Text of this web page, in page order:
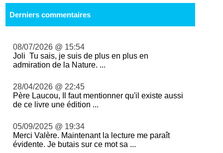
Derniers commentaires
08/07/2026 @ 15:54
Joli Tu sais, je suis de plus en plus en
admiration de la Nature. ...
28/04/2026 @ 22:45
Père Laucou, Il faut mentionner qu'il existe aussi
de ce livre une édition ...
05/09/2025 @ 19:34
Merci Valère. Maintenant la lecture me paraît
évidente. Je butais sur ce mot sa ...